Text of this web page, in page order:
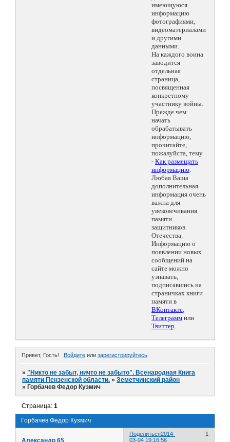
имеющуюся
информацию
фотографиями,
видеоматериалами
и другими
данными.
На каждого воина
заводится
отдельная
страница,
посвященная
конкретному
участнику войны.
Прежде чем
начать
обрабатывать
информацию,
прочитайте,
пожалуйста, тему
- Как размещать
информацию.
Любая Ваша
дополнительная
информация очень
важна для
увековечивания
памяти
защитников
Отечества.
Информацию о
появлении новых
сообщений на
сайте можно
узнавать,
подписавшись на
страничках книги
памяти в
ВКонтакте,
Телеграмм или
Твиттер.
Привет, Гость! Войдитеили зарегистрируйтесь.
»"Никто не забыт, ничто не забыто". Всенародная Книга
памяти Пензенской области. »Земетчинский район
» Горбачев Федор Кузмич
Горбачев Федор Кузмич
Страница:1
Поделиться 1
2014-
03-04 19:16:56